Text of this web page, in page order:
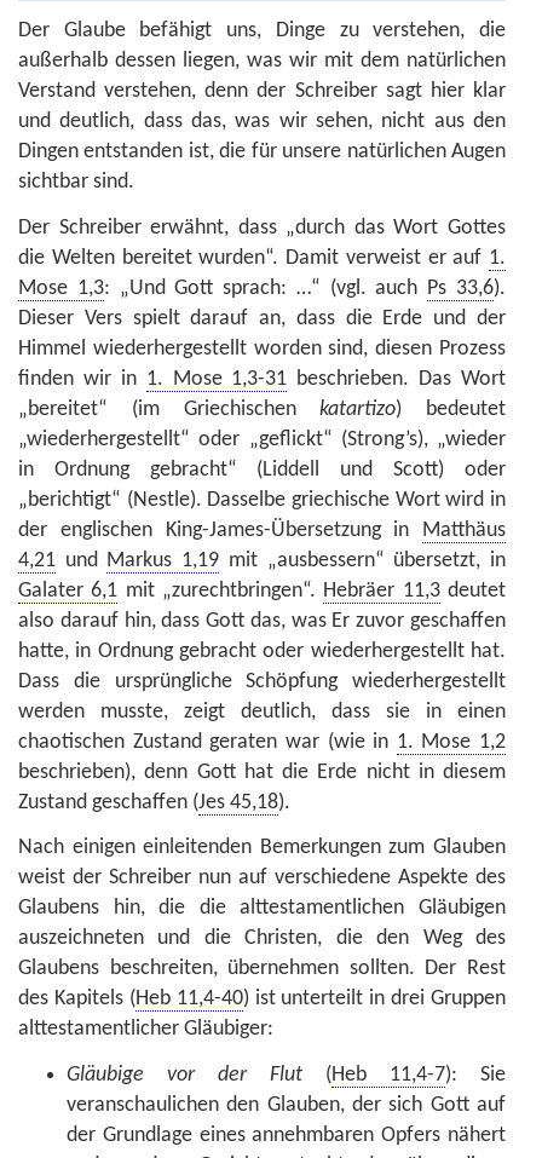
Der Glaube befähigt uns, Dinge zu verstehen, die
außerhalb dessen liegen, was wir mit dem natürlichen
Verstand verstehen, denn der Schreiber sagt hier klar
und deutlich, dass das, was wir sehen, nicht aus den
Dingen entstanden ist, die für unsere natürlichen Augen
sichtbar sind.
Der Schreiber erwähnt, dass „durch das Wort Gottes
die Welten bereitet wurden“. Damit verweist er auf 1.
Mose 1,3: „Und Gott sprach: …“ (vgl. auch Ps 33,6).
Dieser Vers spielt darauf an, dass die Erde und der
Himmel wiederhergestellt worden sind, diesen Prozess
finden wir in 1. Mose 1,3-31 beschrieben. Das Wort
„bereitet“ (im Griechischenkatartizo) bedeutet
„wiederhergestellt“ oder „geflickt“ (Strong’s), „wieder
in Ordnung gebracht“ (Liddell und Scott) oder
„berichtigt“ (Nestle). Dasselbe griechische Wort wird in
der englischen King-James-Übersetzung in
Matthäus
4,21 und Markus 1,19 mit „ausbessern“ übersetzt, in
Galater 6,1 mit „zurechtbringen“. Hebräer 11,3deutet
also darauf hin, dass Gott das, was Er zuvor geschaffen
hatte, in Ordnung gebracht oder wiederhergestellt hat.
Dass die ursprüngliche Schöpfung wiederhergestellt
werden musste, zeigt deutlich, dass sie in einen
chaotischen Zustand geraten war (wie in 1. Mose 1,2
beschrieben), denn Gott hat die Erde nicht in diesem
Zustand geschaffen (Jes 45,18).
Nach einigen einleitenden Bemerkungen zum Glauben
weist der Schreiber nun auf verschiedene Aspekte des
Glaubens hin, die die alttestamentlichen Gläubigen
auszeichneten und die Christen, die den Weg des
Glaubens beschreiten, übernehmen sollten. Der Rest
des Kapitels (Heb 11,4-40) ist unterteilt in drei Gruppen
alttestamentlicher Gläubiger:
Gläubige vor der Flut (Heb 11,4-7): Sie
veranschaulichen den Glauben, der sich Gott auf
der Grundlage eines annehmbaren Opfers nähert